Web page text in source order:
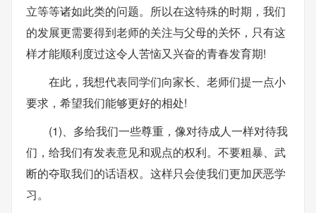
立等等诸如此类的问题。所以在这特殊的时期，我们
的发展更需要得到老师的关注与父母的关怀，只有这
样才能顺利度过这令人苦恼又兴奋的青春发育期!
在此，我想代表同学们向家长、老师们提一点小
要求，希望我们能够更好的相处!
(1)、多给我们一些尊重，像对待成人一样对待我
们，给我们有发表意见和观点的权利。不要粗暴、武
断的夺取我们的话语权。这样只会使我们更加厌恶学
习。